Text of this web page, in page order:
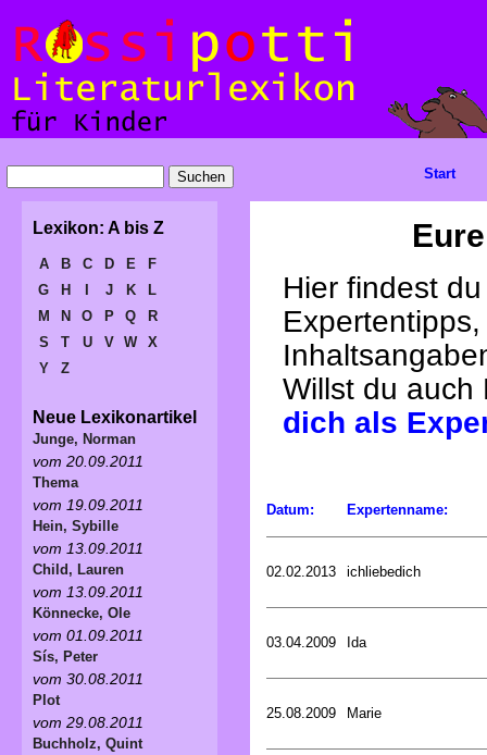
Hier findest
Willst du
dich als
Datum: Expertenname:
02.02.2013 ichliebedich
03.04.2009 Ida
25.08.2009 Marie
Start
Lexikon: A bis Z
A B C D E
F
G
H J K
L
M
N O P Q
R
S
T U V W
X
Y
Z
Neue Lexikonartikel
Junge, Norman
vom 20.09.2011
Thema
vom 19.09.2011
Hein, Sybille
vom 13.09.2011
Child, Lauren
vom 13.09.2011
Könnecke, Ole
vom 01.09.2011
Sís, Peter
vom 30.08.2011
Plot
vom 29.08.2011
Buchholz, Quint